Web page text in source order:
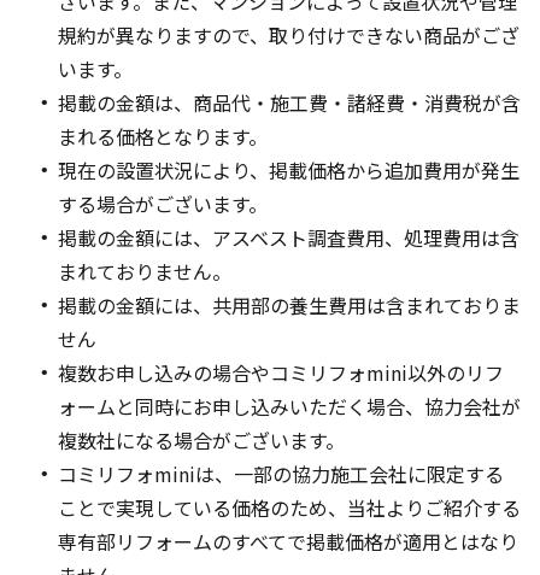
規約が異なりますので、取り付けできない商品がござ
います。
掲載の金額は、商品代・施工費・諸経費・消費税が含
まれる価格となります。
現在の設置状況により、掲載価格から追加費用が発生
する場合がございます。
掲載の金額には、アスベスト調査費用、処理費用は含
まれておりません。
掲載の金額には、共用部の養生費用は含まれておりま
せん
複数お申し込みの場合やコミリフォmini以外のリフ
ォームと同時にお申し込みいただく場合、協力会社が
複数社になる場合がございます。
コミリフォminiは、一部の協力施工会社に限定する
ことで実現している価格のため、当社よりご紹介する
専有部リフォームのすべてで掲載価格が適用とはなり